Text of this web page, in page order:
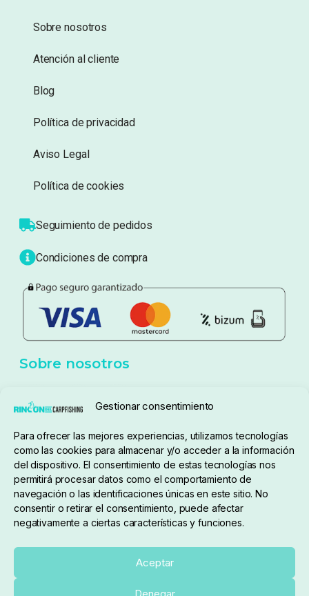
Gestionar consentimiento
Para ofrecer las mejores experiencias, utilizamos tecnologías
como las cookies para almacenar y/o acceder a la información
del dispositivo. El consentimiento de estas tecnologías nos
permitirá procesar datos como el comportamiento de
navegación o las identificaciones únicas en este sitio. No
consentir o retirar el consentimiento, puede afectar
negativamente a ciertas características y funciones.
Aceptar
Denegar
deseos
Información
Sobre nosotros
Atención al cliente
Blog
Política de privacidad
Aviso Legal
Sobre nosotros